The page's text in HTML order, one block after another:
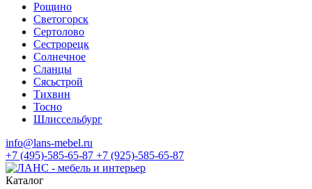
Рощино
Светогорск
Сертолово
Сестрорецк
Солнечное
Сланцы
Сясьстрой
Тихвин
Тосно
Шлиссельбург
info@lans-mebel.ru
+7 (495)-585-65-87 +7 (925)-585-65-87
Каталог